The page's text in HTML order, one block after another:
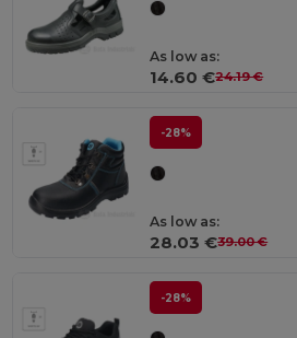
As low as:
14.60 €24.19 €
-28%
As low as:
28.03 €39.00 €
-28%